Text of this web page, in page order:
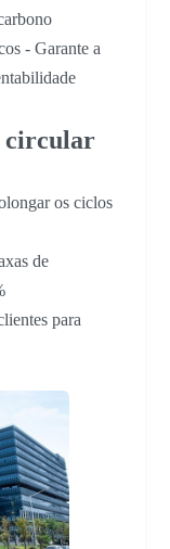
- Garante a
circular
os ciclos
de
para